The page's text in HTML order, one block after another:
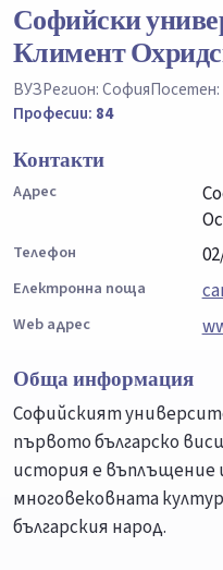
Софийски
Климент
ВУЗРегион: СофияПосетен:
Професии: 84
Контакти
Адрес
Телефон
Електронна поща
Web адрес
Обща информация
Софийският
първото българско
история е въплъщение
многовековната
българския народ.